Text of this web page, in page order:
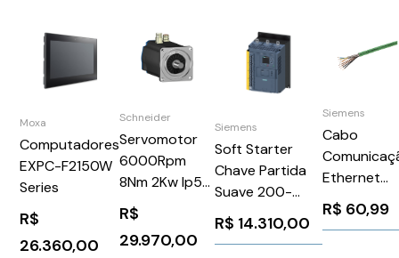
Moxa
Computadores
EXPC-F2150W
Series
R$
26.360,00
Schneider
Servomotor
6000Rpm
8Nm 2Kw Ip50
- Schneider
BSH1003P11F1A
R$
29.970,00
Siemens
Soft Starter
Chave Partida
Suave 200-
480V 143A
Siemens
R$ 14.310,00
Siemens
Cabo
Ethernet
20M para
Simatic
R$ 60,99